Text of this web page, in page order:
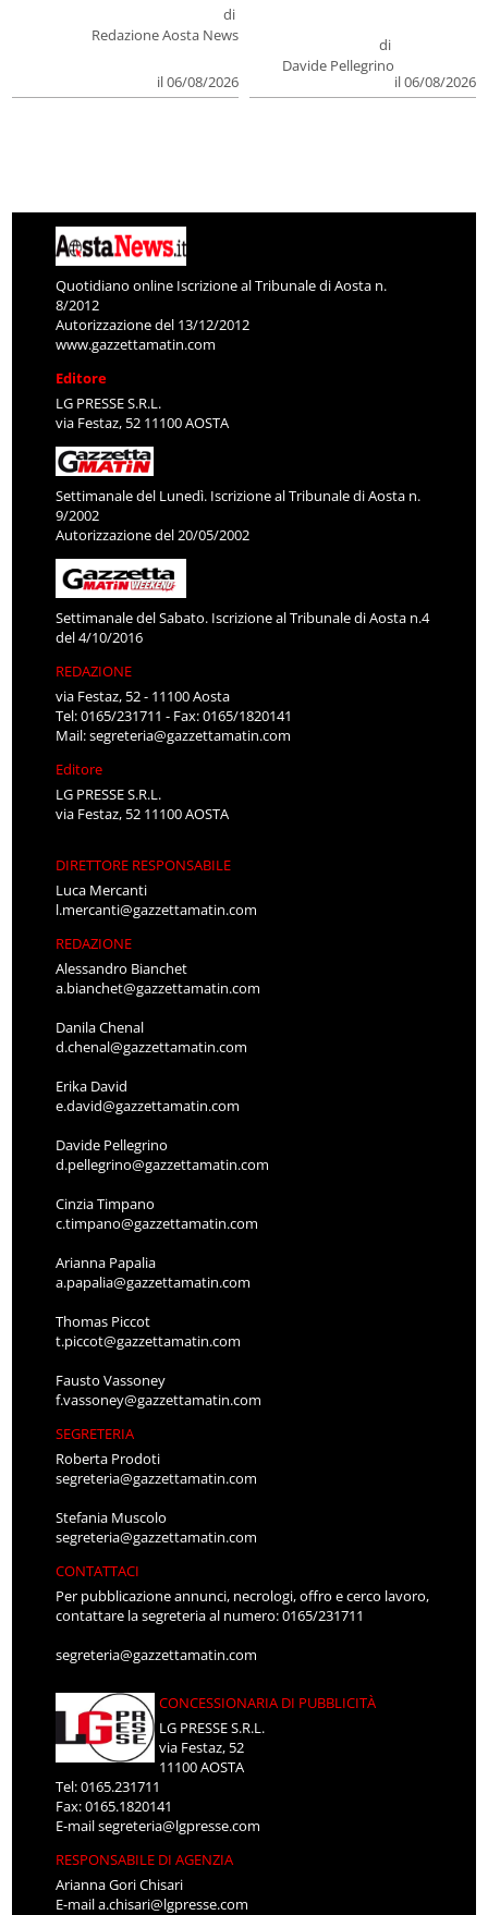
di
Redazione Aosta News
il 06/08/2026
di
Davide Pellegrino
il 06/08/2026
Quotidiano online Iscrizione al Tribunale di Aosta n.
8/2012
Autorizzazione del 13/12/2012
www.gazzettamatin.com
Editore
LG PRESSE S.R.L.
via Festaz, 52 11100 AOSTA
Settimanale del Lunedì. Iscrizione al Tribunale di Aosta n.
9/2002
Autorizzazione del 20/05/2002
Settimanale del Sabato. Iscrizione al Tribunale di Aosta n.4
del 4/10/2016
REDAZIONE
via Festaz, 52 - 11100 Aosta
Tel: 0165/231711 - Fax: 0165/1820141
Mail:segreteria@gazzettamatin.com
Editore
LG PRESSE S.R.L.
via Festaz, 52 11100 AOSTA
DIRETTORE RESPONSABILE
Luca Mercanti
l.mercanti@gazzettamatin.com
REDAZIONE
Alessandro Bianchet
a.bianchet@gazzettamatin.com
Danila Chenal
d.chenal@gazzettamatin.com
Erika David
e.david@gazzettamatin.com
Davide Pellegrino
d.pellegrino@gazzettamatin.com
Cinzia Timpano
c.timpano@gazzettamatin.com
Arianna Papalia
a.papalia@gazzettamatin.com
Thomas Piccot
t.piccot@gazzettamatin.com
Fausto Vassoney
f.vassoney@gazzettamatin.com
SEGRETERIA
Roberta Prodoti
segreteria@gazzettamatin.com
Stefania Muscolo
segreteria@gazzettamatin.com
CONTATTACI
Per pubblicazione annunci, necrologi, offro e cerco lavoro,
contattare la segreteria al numero: 0165/231711
segreteria@gazzettamatin.com
CONCESSIONARIA DI PUBBLICITÀ
LG PRESSE S.R.L.
via Festaz, 52
11100 AOSTA
Tel: 0165.231711
Fax: 0165.1820141
E-mailsegreteria@lgpresse.com
RESPONSABILE DI AGENZIA
Arianna Gori Chisari
E-maila.chisari@lgpresse.com